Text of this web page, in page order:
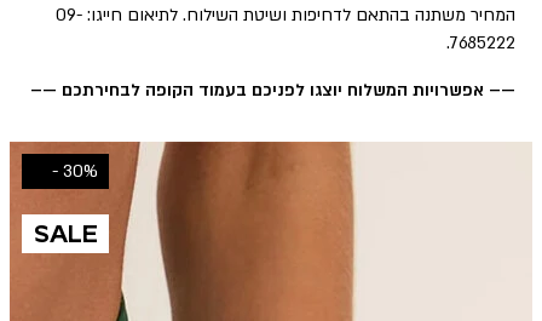
המחיר משתנה בהתאם לדחיפות ושיטת השילוח. לתיאום חייגו: 09-
7685222.
—– אפשרויות המשלוח יוצגו לפניכם בעמוד הקופה לבחירתכם —–
30% -
SALE